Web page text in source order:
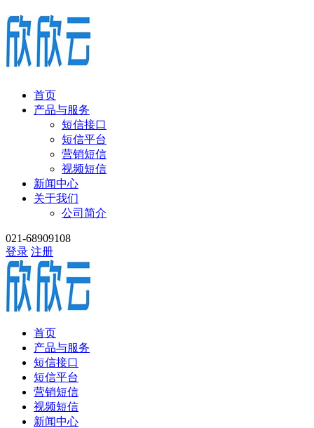
首页
产品与服务
短信接口
短信平台
营销短信
视频短信
新闻中心
关于我们
公司简介
021-68909108
登录 注册
首页
产品与服务
短信接口
短信平台
营销短信
视频短信
新闻中心